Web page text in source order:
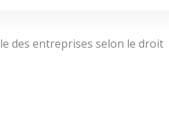
des entreprises selon le droit